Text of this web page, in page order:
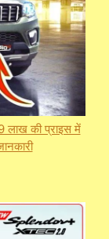
की प्राइस में